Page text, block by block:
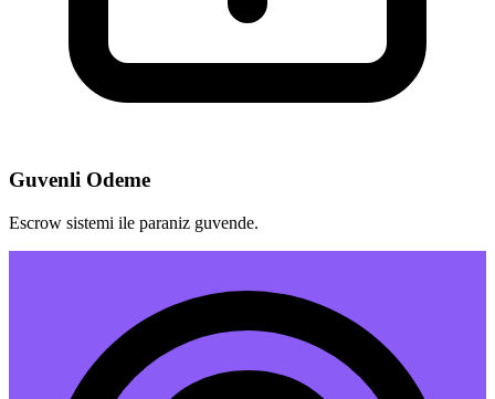
Guvenli Odeme
Escrow sistemi ile paraniz guvende.